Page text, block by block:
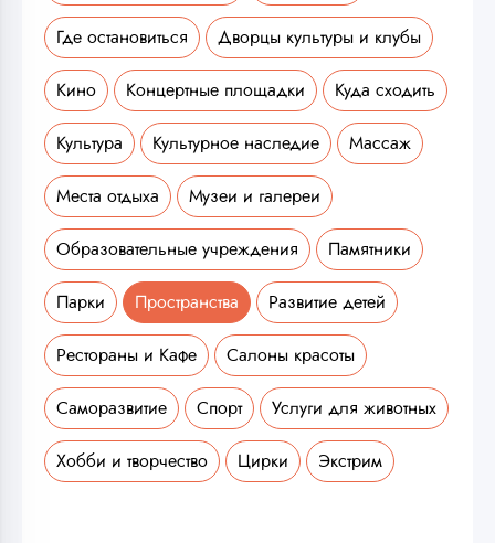
Где остановиться Дворцы культуры и клубы
Кино Концертные площадки Куда сходить
Культура Культурное наследие Массаж
Места отдыха Музеи и галереи
Образовательные учреждения Памятники
Парки Пространства Развитие детей
Рестораны и Кафе Салоны красоты
Саморазвитие Спорт Услуги для животных
Хобби и творчество Цирки Экстрим